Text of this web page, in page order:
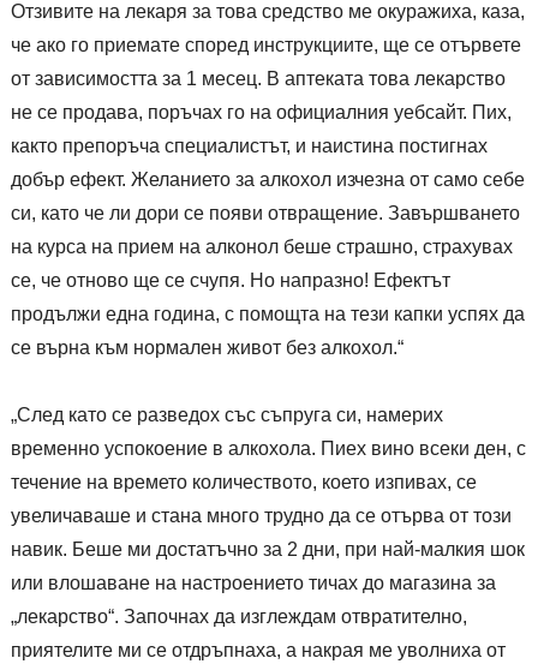
Отзивите на лекаря за това средство ме окуражиха, каза,
че ако го приемате според инструкциите, ще се отървете
от зависимостта за 1 месец. В аптеката това лекарство
не се продава, поръчах го на официалния уебсайт. Пих,
както препоръча специалистът, и наистина постигнах
добър ефект. Желанието за алкохол изчезна от само себе
си, като че ли дори се появи отвращение. Завършването
на курса на прием на алконол беше страшно, страхувах
се, че отново ще се счупя. Но напразно! Ефектът
продължи една година, с помощта на тези капки успях да
се върна към нормален живот без алкохол.“
„След като се разведох със съпруга си, намерих
временно успокоение в алкохола. Пиех вино всеки ден, с
течение на времето количеството, което изпивах, се
увеличаваше и стана много трудно да се отърва от този
навик. Беше ми достатъчно за 2 дни, при най-малкия шок
или влошаване на настроението тичах до магазина за
„лекарство“. Започнах да изглеждам отвратително,
приятелите ми се отдръпнаха, а накрая ме уволниха от